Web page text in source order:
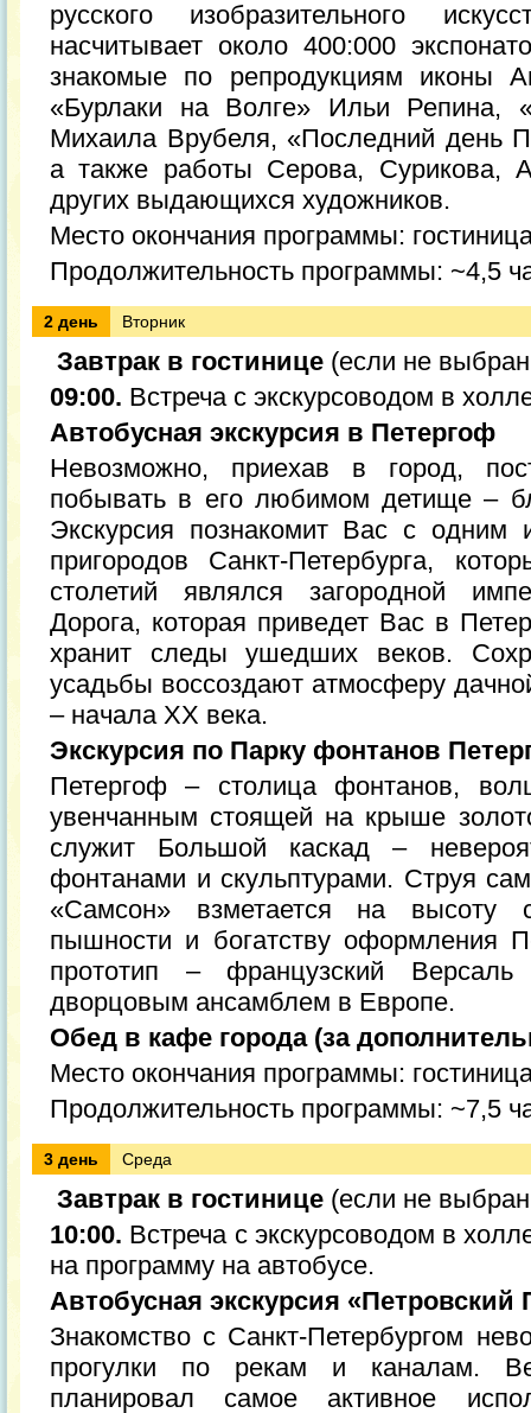
русского изобразительного
насчитывает около 400:000
знакомые по репродукциям иконы
«Бурлаки на Волге» Ильи Репина,
Михаила Врубеля, «Последний день
а также работы Серова, Сурикова,
других выдающихся художников.
Место окончания программы:
Продолжительность программы: ~4,5
2 день Вторник
Завтрак в гостинице (если не
09:00. Встреча с экскурсоводом в
Автобусная экскурсия в Петергоф
Невозможно, приехав в город,
побывать в его любимом детище –
Экскурсия познакомит Вас с одним
пригородов Санкт-Петербурга,
столетий являлся загородной
Дорога, которая приведет Вас в
хранит следы ушедших веков.
усадьбы воссоздают атмосферу
– начала XX века.
Экскурсия по Парку фонтанов
Петергоф – столица фонтанов,
увенчанным стоящей на крыше
служит Большой каскад –
фонтанами и скульптурами. Струя
«Самсон» взметается на высоту
пышности и богатству оформления
прототип – французский
дворцовым ансамблем в Европе.
Обед в кафе города (за
Место окончания программы:
Продолжительность программы: ~7,5
3 день Среда
Завтрак в гостинице (если не
10:00. Встреча с экскурсоводом в
на программу на автобусе.
Автобусная экскурсия «Петровский
Знакомство с Санкт-Петербургом
прогулки по рекам и каналам.
планировал самое активное